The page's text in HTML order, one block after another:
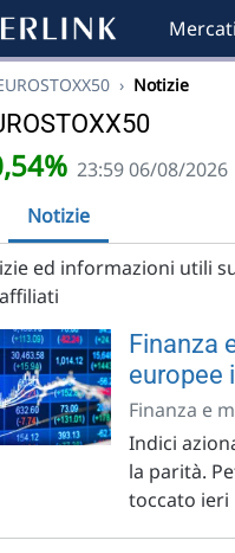
Mercati
› Notizie
23:59 06/08/2026
Notizie
ed informazioni utili
Finanza
europee
Finanza e
Indici
la parità.
toccato ieri